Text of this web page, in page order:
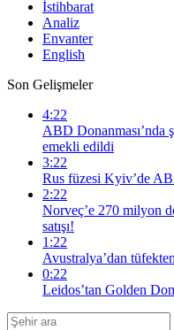
İstihbarat
Analiz
Envanter
English
Son Gelişmeler
4:22
ABD Donanması’nda
emekli edildi
3:22
Rus füzesi Kyiv’de
2:22
Norveç’e 270 milyon
satışı!
1:22
Avustralya’dan
0:22
Leidos’tan Golden